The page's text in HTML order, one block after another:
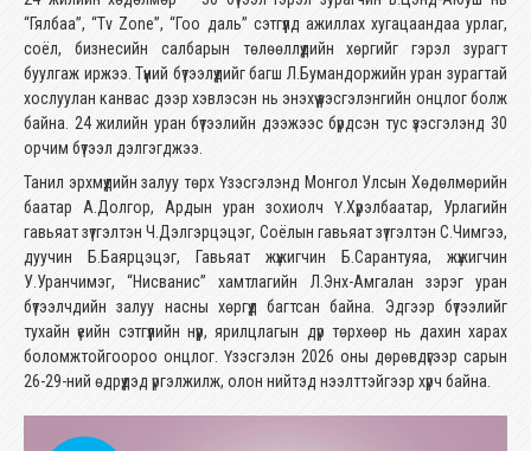
“Гялбаа”, “Tv Zone”, “Гоо даль” сэтгүүлд ажиллах хугацаандаа урлаг,
соёл, бизнесийн салбарын төлөөллүүдийн хөргийг гэрэл зурагт
буулгаж иржээ. Түүний бүтээлүүдийг багш Л.Бумандоржийн уран зурагтай
хослуулан канвас дээр хэвлэсэн нь энэхүү үзэсгэлэнгийн онцлог болж
байна. 24 жилийн уран бүтээлийн дээжээс бүрдсэн тус үзэсгэлэнд 30
орчим бүтээл дэлгэгджээ.
Танил эрхмүүдийн залуу төрх Үзэсгэлэнд Монгол Улсын Хөдөлмөрийн
баатар А.Долгор, Ардын уран зохиолч Ү.Хүрэлбаатар, Урлагийн
гавьяат зүтгэлтэн Ч.Дэлгэрцэцэг, Соёлын гавьяат зүтгэлтэн С.Чимгээ,
дуучин Б.Баярцэцэг, Гавьяат жүжигчин Б.Сарантуяа, жүжигчин
У.Уранчимэг, “Нисванис” хамтлагийн Л.Энх-Амгалан зэрэг уран
бүтээлчдийн залуу насны хөргүүд багтсан байна. Эдгээр бүтээлийг
тухайн үеийн сэтгүүлийн нүүр, ярилцлагын дүр төрхөөр нь дахин харах
боломжтойгоороо онцлог. Үзэсгэлэн 2026 оны дөрөвдүгээр сарын
26-29-ний өдрүүдэд үргэлжилж, олон нийтэд нээлттэйгээр хүрч байна.